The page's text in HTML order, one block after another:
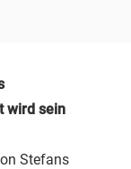
wird sein
Stefans